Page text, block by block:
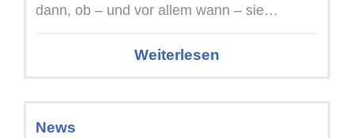
dann, ob – und vor allem wann – sie
nochmals Anspruch ...
Weiterlesen
News